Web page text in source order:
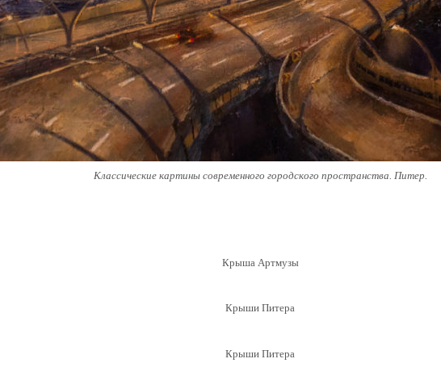
Классические картины современного городского пространства. Питер.
Крыша Артмузы
Крыши Питера
Крыши Питера